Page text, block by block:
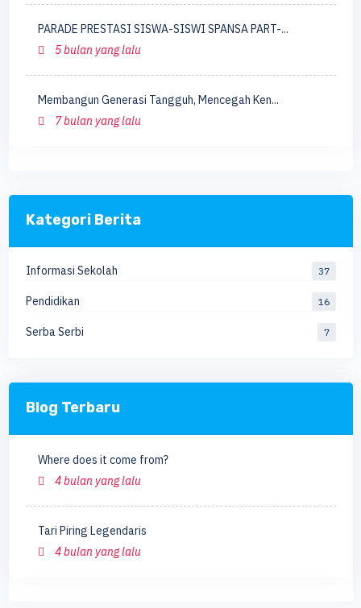
PARADE PRESTASI SISWA-SISWI SPANSA PART-...
5 bulan yang lalu
Membangun Generasi Tangguh, Mencegah Ken...
7 bulan yang lalu
Kategori Berita
Informasi Sekolah 37
Pendidikan 16
Serba Serbi 7
Blog Terbaru
Where does it come from?
4 bulan yang lalu
Tari Piring Legendaris
4 bulan yang lalu